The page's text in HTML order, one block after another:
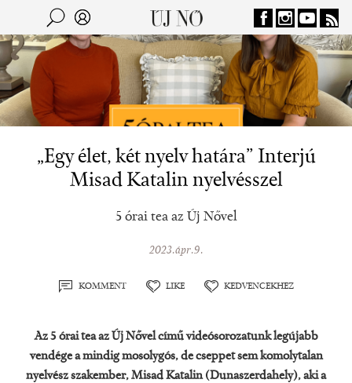
Jump to navigation
Kereső
„Egy élet, két nyelv határa” Interjú
Misad Katalin nyelvésszel
5 órai tea az Új Nővel
2023.ápr.9.
KOMMENT LIKE KEDVENCEKHEZ
Az 5 órai tea az Új Nővel című videósorozatunk legújabb
vendége a mindig mosolygós, de cseppet sem komolytalan
nyelvész szakember, Misad Katalin (Dunaszerdahely), aki a